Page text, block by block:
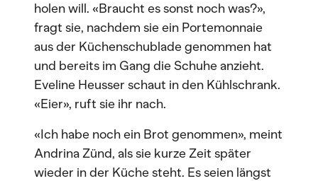
holen will. «Braucht es sonst noch was?»,
fragt sie, nachdem sie ein Portemonnaie
aus der Küchenschublade genommen hat
und bereits im Gang die Schuhe anzieht.
Eveline Heusser schaut in den Kühlschrank.
«Eier», ruft sie ihr nach.
«Ich habe noch ein Brot genommen», meint
Andrina Zünd, als sie kurze Zeit später
wieder in der Küche steht. Es seien längst